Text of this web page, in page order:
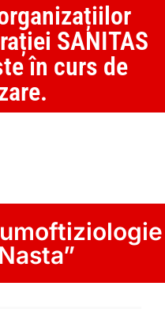
SANITAS
în curs de